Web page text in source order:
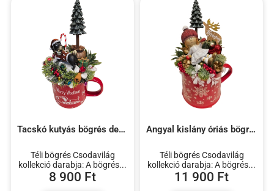
Tacskó kutyás bögrés dekoráció
8 900 Ft
Téli bögrés Csodavilág
kollekció darabja: A bögrés...
Angyal kislány óriás bögrés dekoráció
11 900 Ft
Téli bögrés Csodavilág
kollekció darabja: A bögrés...